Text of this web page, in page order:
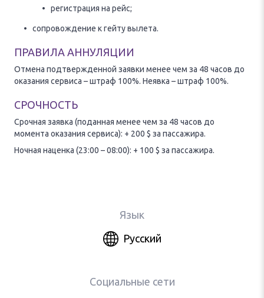
регистрация на рейс;
сопровождение к гейту вылета.
ПРАВИЛА АННУЛЯЦИИ
Отмена подтвержденной заявки менее чем за 48 часов до
оказания сервиса – штраф 100%. Неявка – штраф 100%.
СРОЧНОСТЬ
Срочная заявка (поданная менее чем за 48 часов до
момента оказания сервиса): + 200 $ за пассажира.
Ночная наценка (23:00 – 08:00): + 100 $ за пассажира.
Язык
Русский
Социальные сети